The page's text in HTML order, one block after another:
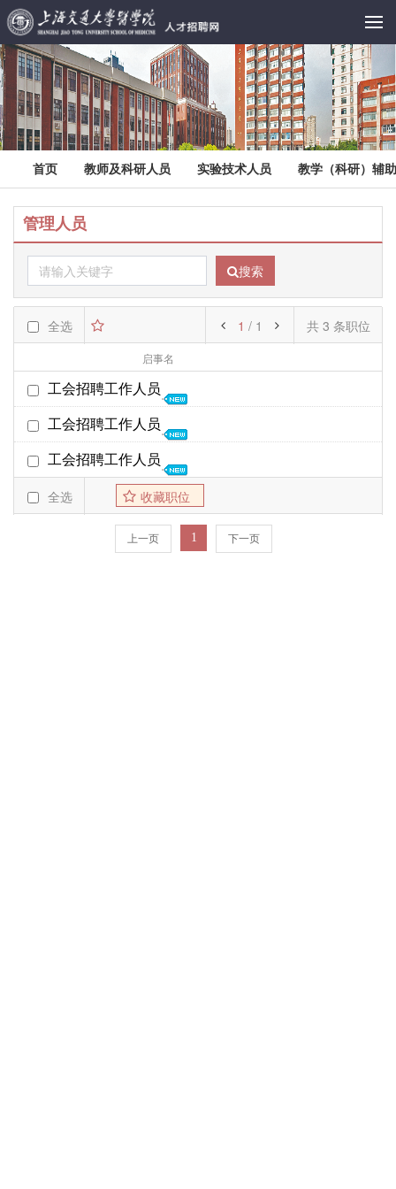
首页 教师及科研人员 实验技术人员 教学（科研）辅
管理人员
搜索
全选 共 3 条职位
1 / 1
启事名
部门名
截至日期
发布时间
工会招聘工作人员
工会、妇委会
26年02月28日 01-21
工会招聘工作人员
工会、妇委会
25年02月07日 01-06
工会招聘工作人员
工会、妇委会
18年03月02日 02-24
全选 收藏职位
上一页 1 下一页